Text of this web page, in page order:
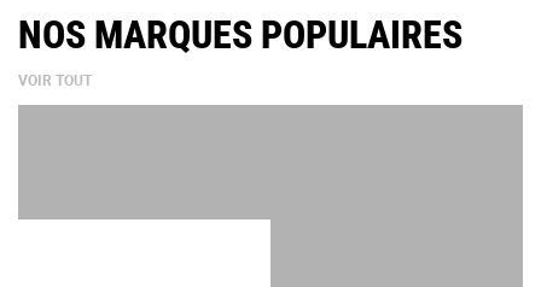
NOS MARQUES POPULAIRES
VOIR TOUT